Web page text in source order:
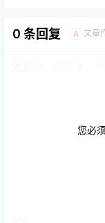
0 条回复 A 文章
您必